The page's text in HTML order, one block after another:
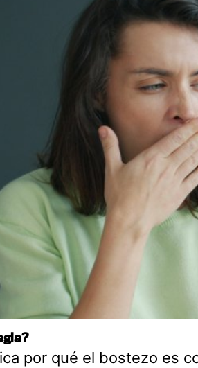
por qué el bostezo es